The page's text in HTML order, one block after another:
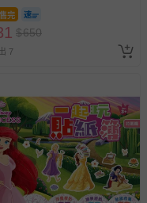
缺貨即會通知媽咪並協
宜，並將提供適當補
完
$650
7